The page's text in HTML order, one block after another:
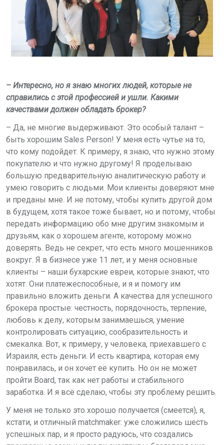
– Интересно, но я знаю многих людей, которые не
справились с этой профессией и ушли. Какими
качествами должен обладать брокер?
– Да, не многие выдерживают. Это особый талант –
быть хорошим Sales Person! У меня есть чутье на то,
что кому подойдет. К примеру, я знаю, что нужно этому
покупателю и что нужно другому! Я проделываю
большую предварительную аналитическую работу и
умею говорить с людьми. Мои клиенты доверяют мне
и преданы мне. И не потому, чтобы купить другой дом
в будущем, хотя такое тоже бывает, но и потому, чтобы
передать информацию обо мне другим знакомым и
друзьям, как о хорошем агенте, которому можно
доверять. Ведь не секрет, что есть много мошенников
вокруг. Я в бизнесе уже 11 лет, и у меня основные
клиенты – наши бухарские евреи, которые знают, что
хотят. Они платежеспособные, и я и помогу им
правильно вложить деньги. А качества для успешного
брокера простые: честность, порядочность, терпение,
любовь к делу, которым занимаешься, умение
контролировать ситуацию, сообразительность и
смекалкa. Вот, к примеру, у человека, приехавшего с
Израиля, есть деньги. И есть квартира, которая ему
понравилась, и он хочет её купить. Но он не может
пройти Board, так как нет работы и стабильного
заработка. И я всё сделаю, чтобы эту проблему решить.
У меня не только это хорошо получается (смеется), я,
кстати, и отличный matchmaker: уже сложились шесть
успешных пар, и я просто радуюсь, что создались